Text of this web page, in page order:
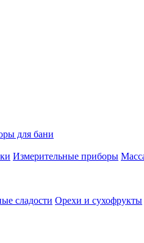
для бани
Измерительные приборы
сладости Орехи и сухофрукты